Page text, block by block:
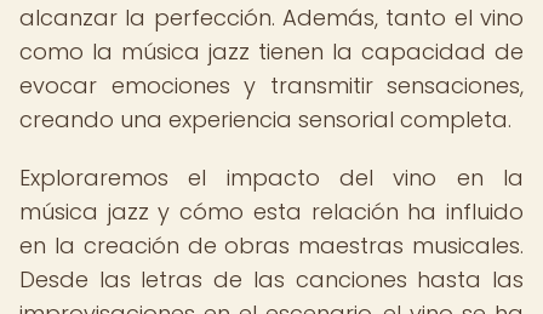
alcanzar la perfección. Además, tanto el vino
como la música jazz tienen la capacidad de
evocar emociones y transmitir sensaciones,
creando una experiencia sensorial completa.
Exploraremos el impacto del vino en la
música jazz y cómo esta relación ha influido
en la creación de obras maestras musicales.
Desde las letras de las canciones hasta las